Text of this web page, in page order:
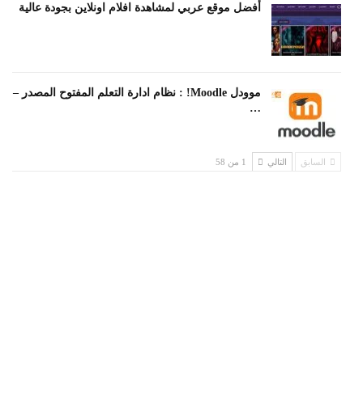
أفضل موقع عربي لمشاهدة افلام اونلاين بجودة عالية
موودل Moodle! : نظام ادارة التعلم المفتوح المصدر –
…
السابق التالي 1 من 58